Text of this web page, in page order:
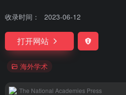
收录时间： 2023-06-12
打开网站
海外学术
The National Academies Press